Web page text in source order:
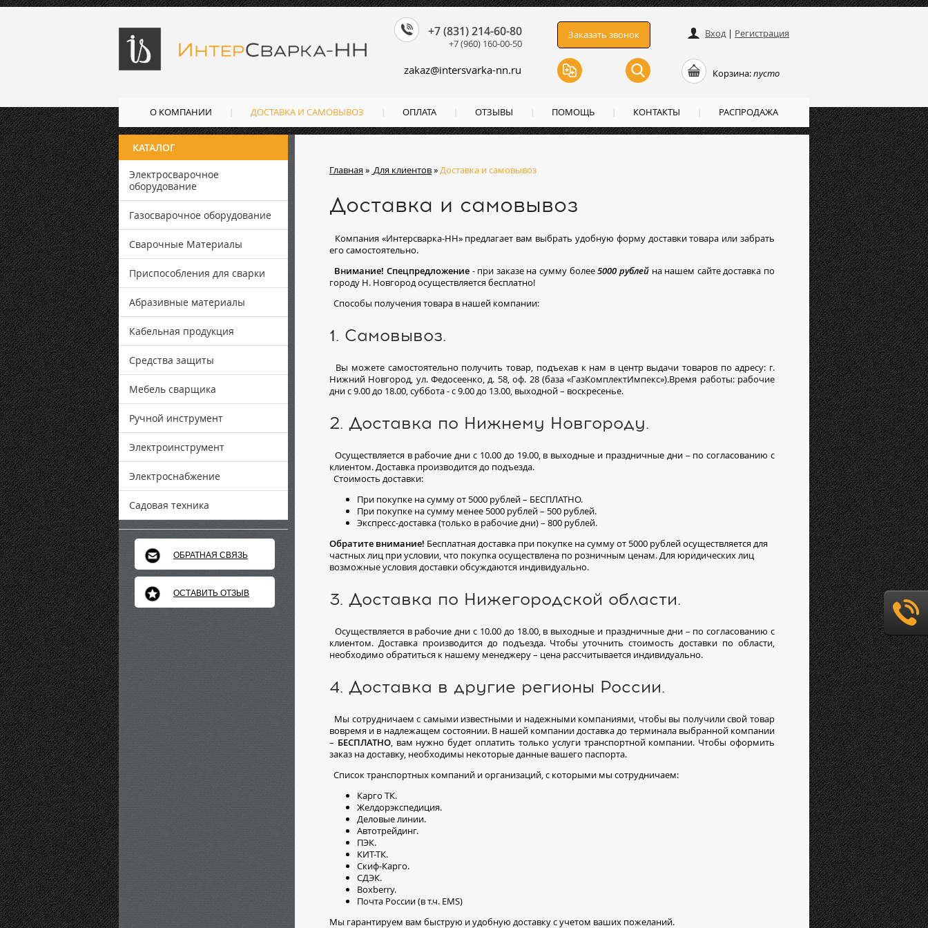
Главная» Для клиентов»Доставка и самовывоз
Доставка и самовывоз
Компания «Интерсварка-НН» предлагает вам выбрать удобную форму доставки товара или забрать
его самостоятельно.
Внимание! Спецпредложение- при заказе на сумму более5000 рублейна нашем сайте доставка по
городу Н. Новгород осуществляется бесплатно!
Способы получения товара в нашей компании:
1. Самовывоз.
Вы можете самостоятельно получить товар, подъехав к нам в центр выдачи товаров по адресу: г.
Нижний Новгород, ул. Федосеенко, д. 58, оф. 28 (база «ГазКомплектИмпекс»).Время работы: рабочие
дни с 9.00 до 18.00, суббота - с 9.00 до 13.00, выходной – воскресенье.
2. Доставка по Нижнему Новгороду.
Осуществляется в рабочие дни с 10.00 до 19.00, в выходные и праздничные дни – по согласованию с
клиентом. Доставка производится до подъезда.
Стоимость доставки:
При покупке на сумму от 5000 рублей – БЕСПЛАТНО.
При покупке на сумму менее 5000 рублей – 500 рублей.
Экспресс-доставка (только в рабочие дни) – 800 рублей.
Обратите внимание! Бесплатная доставка при покупке на сумму от 5000 рублей осуществляется для
частных лиц при условии, что покупка осуществлена по розничным ценам. Для юридических лиц
возможные условия доставки обсуждаются индивидуально.
3. Доставка по Нижегородской области.
Осуществляется в рабочие дни с 10.00 до 18.00, в выходные и праздничные дни – по согласованию с
клиентом. Доставка производится до подъезда. Чтобы уточнить стоимость доставки по области,
необходимо обратиться к нашему менеджеру – цена рассчитывается индивидуально.
4. Доставка в другие регионы России.
Мы сотрудничаем с самыми известными и надежными компаниями, чтобы вы получили свой товар
вовремя и в надлежащем состоянии. В нашей компании доставка до терминала выбранной компании
– БЕСПЛАТНО, вам нужно будет оплатить только услуги транспортной компании. Чтобы оформить
заказ на доставку, необходимы некоторые данные вашего паспорта.
Список транспортных компаний и организаций, с которыми мы сотрудничаем:
Карго ТК.
Желдорэкспедиция.
Деловые линии.
Автотрейдинг.
ПЭК.
КИТ-ТК.
Скиф-Карго.
СДЭК.
Boxberry.
Почта России (в т.ч. EMS)
Мы гарантируем вам быструю и удобную доставку с учетом ваших пожеланий.
КАТАЛОГ
Электросварочное
оборудование
Газосварочное оборудование
Сварочные Материалы
Приспособления для сварки
Абразивные материалы
Кабельная продукция
Средства защиты
Мебель сварщика
Ручной инструмент
Электроинструмент
Электроснабжение
Садовая техника
ОБРАТНАЯ СВЯЗЬ
ОСТАВИТЬ ОТЗЫВ
Вход| Регистрация
Корзина:пусто
Заказать звонок
zakaz@intersvarka-nn.ru
+7 (831) 214-60-80
+7 (960) 160-00-50
О КОМПАНИИ ДОСТАВКА И САМОВЫВОЗ ОПЛАТА ОТЗЫВЫ ПОМОЩЬ КОНТАКТЫ РАСПРОДАЖА